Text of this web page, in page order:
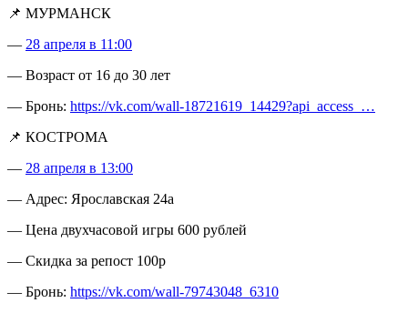
📌 МУРМАНСК
— 28 апреля в 11:00
— Возраст от 16 до 30 лет
— Бронь: https://vk.com/wall-18721619_14429?api_access_…
📌 КОСТРОМА
— 28 апреля в 13:00
— Адрес: Ярославская 24а
— Цена двухчасовой игры 600 рублей
— Скидка за репост 100р
— Бронь: https://vk.com/wall-79743048_6310